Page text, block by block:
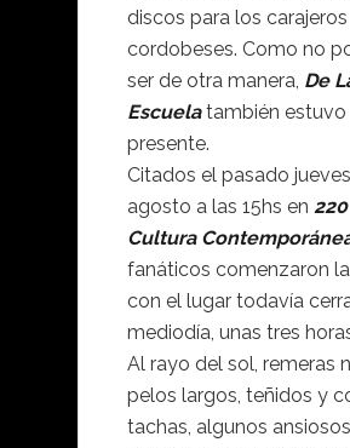
discos para los carajeros
cordobeses. Como no
ser de otra manera, De
Escuelatambién estuvo
presente.
Citados el pasado
agosto a las 15hs en 220
Cultura
fanáticos comenzaron
con el lugar todavía
mediodía, unas tres
Al rayo del sol, remeras
pelos largos, teñidos y
tachas, algunos ansiosos